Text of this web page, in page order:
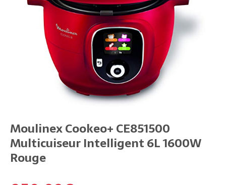
Moulinex Cookeo+ CE851500
Multicuiseur Intelligent 6L 1600W
Rouge